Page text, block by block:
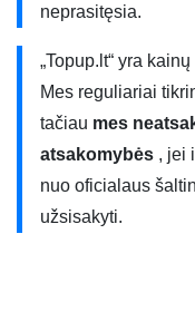
papildomi
paslaugų teikėjo
„TOP-11
ryšys net 10 kartų
naudotis internetu
teoriniai ir priklauso
turėti 4G suderinamą
neprasitęsia.
„Topup.lt“ yra
Mes reguliariai
tačiau mes
atsakomybės , jei
nuo oficialaus
užsisakyti.